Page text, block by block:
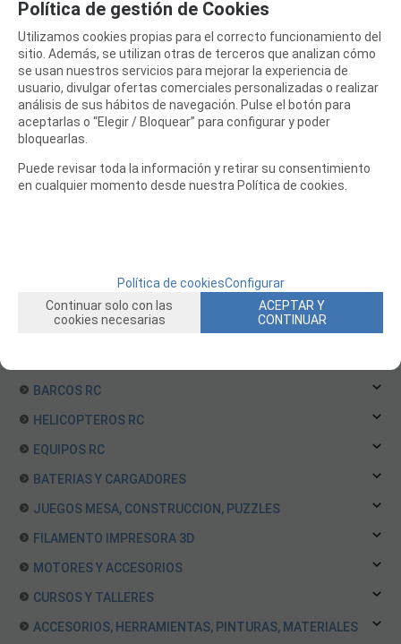
Jets
Planeadores RC sin y con motor
Planeadores con motor
Planeadores DLG
Planos Aviones
Aviones RC Sport
Aviones RC Iniciación
BARCOS RC
HELICOPTEROS RC
EQUIPOS RC
BATERIAS Y CARGADORES
JUEGOS MESA, CONSTRUCCION, PUZZLES
FILAMENTO IMPRESORA 3D
MOTORES Y ACCESORIOS
CURSOS Y TALLERES
ACCESORIOS, HERRAMIENTAS, PINTURAS, MATERIALES
Política de gestión de Cookies
Utilizamos cookies propias para el correcto funcionamiento del
sitio. Además, se utilizan otras de terceros que analizan cómo
se usan nuestros servicios para mejorar la experiencia de
usuario, divulgar ofertas comerciales personalizadas o realizar
análisis de sus hábitos de navegación. Pulse el botón para
aceptarlas o “Elegir / Bloquear” para configurar y poder
bloquearlas.
Puede revisar toda la información y retirar su consentimiento
en cualquier momento desde nuestra Política de cookies.
Política de cookiesConfigurar
Continuar solo con las
cookies necesarias
ACEPTAR Y
CONTINUAR